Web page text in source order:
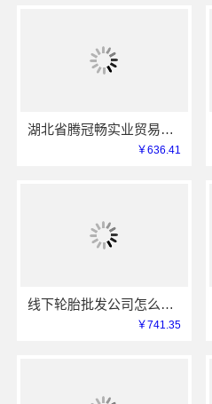
湖北省腾冠畅实业贸易有限公司：国内轮胎批发平台哪里买
￥636.41
线下轮胎批发公司怎么做？参考湖北省腾冠畅实业贸易有限公司模式
￥741.35